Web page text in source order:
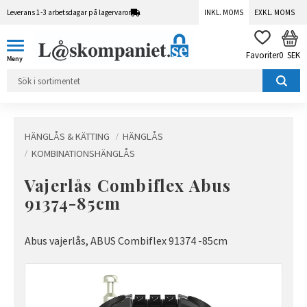
Leverans 1-3 arbetsdagar på lagervaror INKL. MOMS EXKL. MOMS
FAVORITER
0 SEK
HÄNGLÅS & KÄTTING
HÄNGLÅS
KOMBINATIONSHÄNGLÅS
Vajerlås Combiflex Abus
91374-85cm
Abus vajerlås, ABUS Combiflex 91374 -85cm